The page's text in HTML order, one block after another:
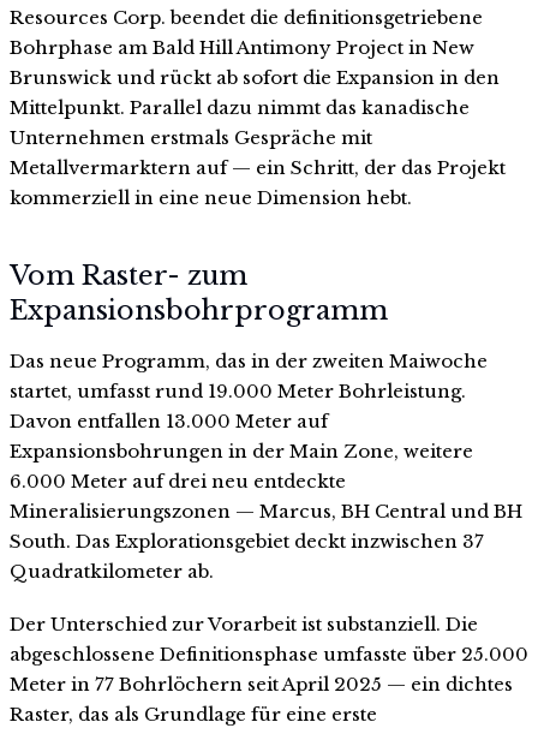
Resources Corp. beendet die definitionsgetriebene
Bohrphase am Bald Hill Antimony Project in New
Brunswick und rückt ab sofort die Expansion in den
Mittelpunkt. Parallel dazu nimmt das kanadische
Unternehmen erstmals Gespräche mit
Metallvermarktern auf — ein Schritt, der das Projekt
kommerziell in eine neue Dimension hebt.
Vom Raster- zum
Expansionsbohrprogramm
Das neue Programm, das in der zweiten Maiwoche
startet, umfasst rund 19.000 Meter Bohrleistung.
Davon entfallen 13.000 Meter auf
Expansionsbohrungen in der Main Zone, weitere
6.000 Meter auf drei neu entdeckte
Mineralisierungszonen — Marcus, BH Central und BH
South. Das Explorationsgebiet deckt inzwischen 37
Quadratkilometer ab.
Der Unterschied zur Vorarbeit ist substanziell. Die
abgeschlossene Definitionsphase umfasste über 25.000
Meter in 77 Bohrlöchern seit April 2025 — ein dichtes
Raster, das als Grundlage für eine erste